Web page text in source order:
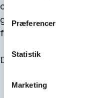
Præferencer
Statistik
Marketing
ces­sen, og
gangs­krav, og
for at blive optaget.
Du kan finde alle